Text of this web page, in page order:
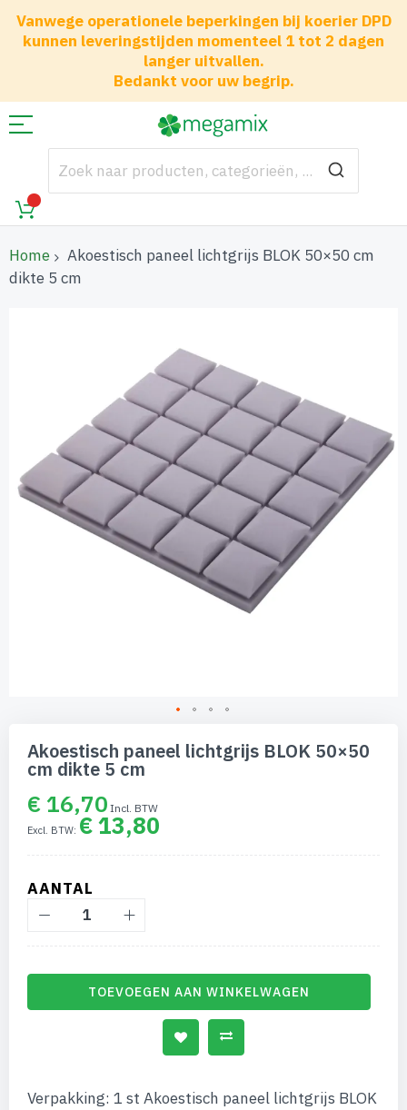
Vanwege operationele beperkingen bij koerier DPD
kunnen leveringstijden momenteel 1 tot 2 dagen
langer uitvallen.
Bedankt voor uw begrip.
Home
Akoestisch paneel lichtgrijs BLOK 50×50 cm
dikte 5 cm
naar
begin
afbeeldingen-
gallerij
Akoestisch paneel lichtgrijs BLOK 50×50
cm dikte 5 cm
€ 16,70
€ 13,80
AANTAL
TOEVOEGEN AAN WINKELWAGEN
Verpakking: 1 st Akoestisch paneel lichtgrijs BLOK